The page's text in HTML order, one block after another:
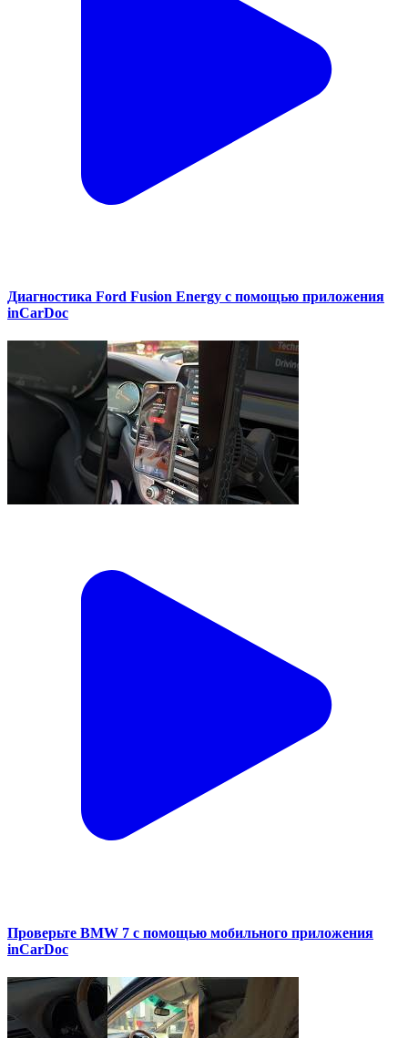
Диагностика Ford Fusion Energy с помощью приложения
inCarDoc
Проверьте BMW 7 с помощью мобильного приложения
inCarDoc